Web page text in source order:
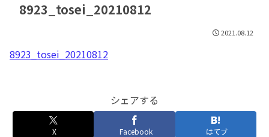
8923_tosei_20210812
2021.08.12
8923_tosei_20210812
シェアする
X Facebook はてブ